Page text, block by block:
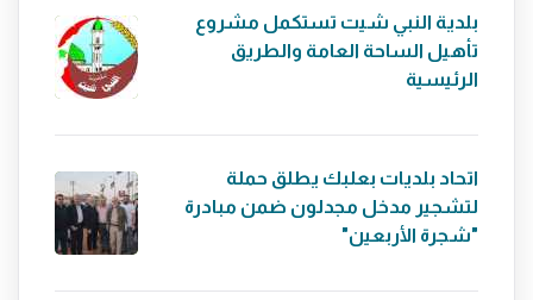
بلدية النبي شيت تستكمل مشروع
تأهيل الساحة العامة والطريق
الرئيسية
اتحاد بلديات بعلبك يطلق حملة
لتشجير مدخل مجدلون ضمن مبادرة
"شجرة الأربعين"